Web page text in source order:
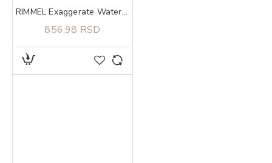
RIMMEL Exaggerate Waterproof 003 Tecni ajlajner
856,98 RSD